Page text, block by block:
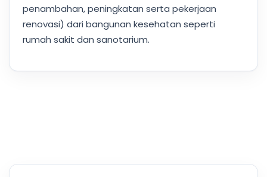
penambahan, peningkatan serta pekerjaan
renovasi) dari bangunan kesehatan seperti
rumah sakit dan sanotarium.